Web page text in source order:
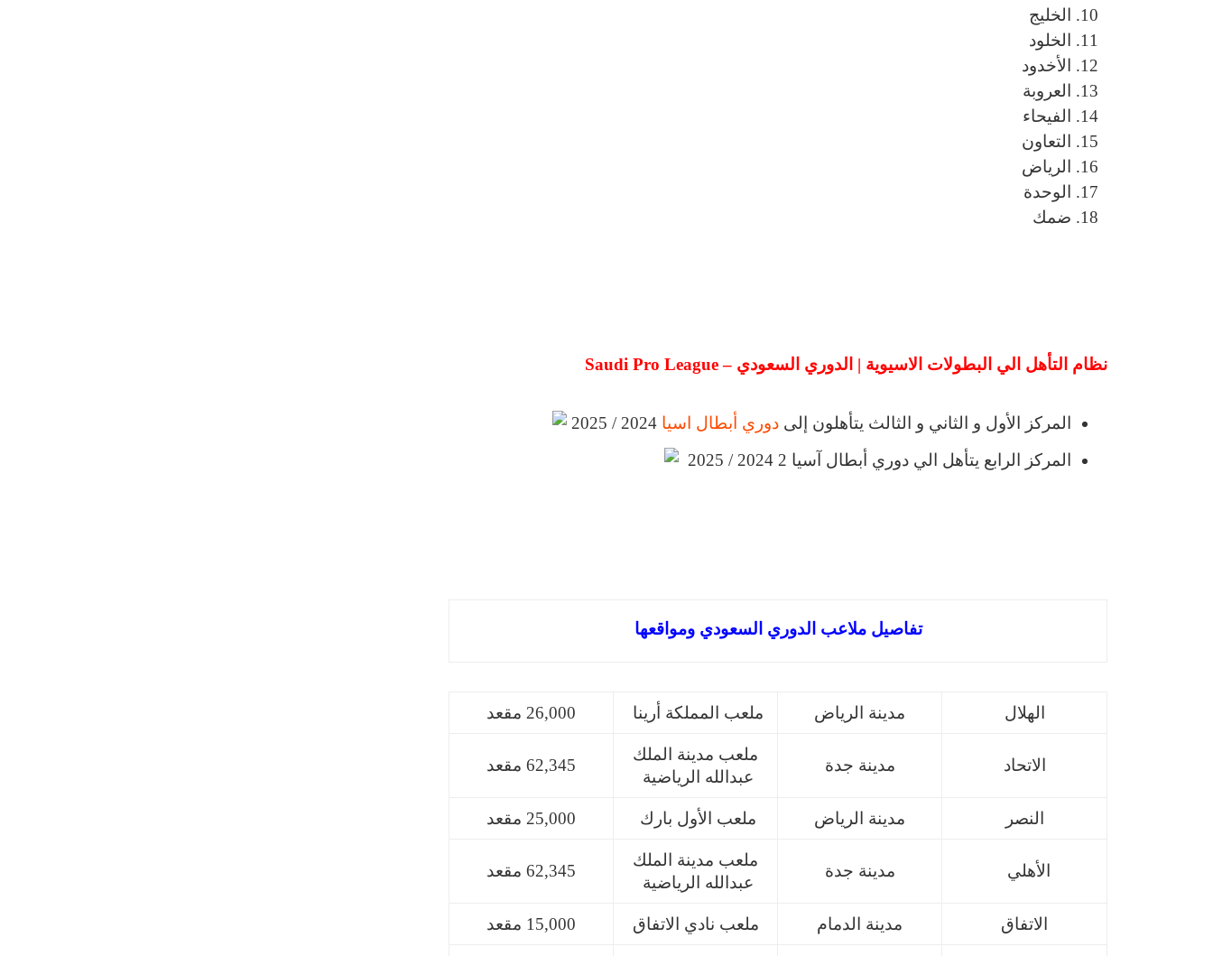
الخليج
الخلود
الأخدود
العروبة
الفيحاء
التعاون
الرياض
الوحدة
ضمك
نظام التأهل الي البطولات الاسيوية | الدوري السعودي – Saudi Pro League
المركز الأول و الثاني و الثالث يتأهلون إلى دوري أبطال اسيا
المركز الرابع يتأهل الي دوري أبطال آسيا 2 2024 / 2025
تفاصيل ملاعب الدوري السعودي ومواقعها
الهلال مدينة الرياض ملعب المملكة أرينا 26,000 مقعد
الاتحاد مدينة جدة
ملعب مدينة الملك
عبدالله الرياضية
62,345 مقعد
النصر مدينة الرياض ملعب الأول بارك 25,000 مقعد
الأهلي مدينة جدة
ملعب مدينة الملك
عبدالله الرياضية
62,345 مقعد
الاتفاق مدينة الدمام ملعب نادي الاتفاق 15,000 مقعد